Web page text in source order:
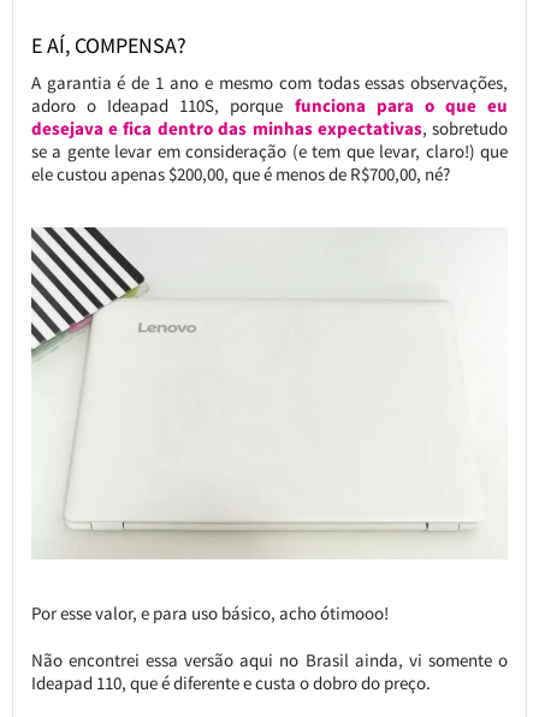
E AÍ, COMPENSA?
A garantia é de 1 ano e mesmo com todas essas observações,
adoro o Ideapad 110S, porque funciona para o que eu
desejava e fica dentro das minhas expectativas, sobretudo
se a gente levar em consideração (e tem que levar, claro!) que
ele custou apenas $200,00, que é menos de R$700,00, né?
Por esse valor, e para uso básico, acho ótimooo!
Não encontrei essa versão aqui no Brasil ainda, vi somente o
Ideapad 110, que é diferente e custa o dobro do preço.